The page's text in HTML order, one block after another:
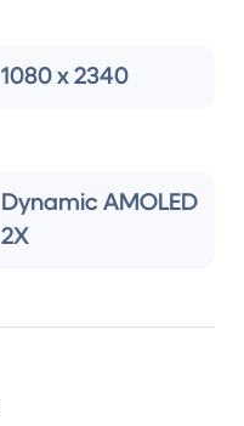
1080 x 2340
Dynamic AMOLED
2X